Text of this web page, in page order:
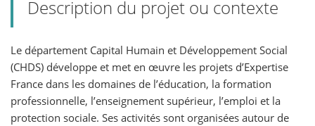
Description du projet ou contexte
Le département Capital Humain et Développement Social
(CHDS) développe et met en œuvre les projets d’Expertise
France dans les domaines de l’éducation, la formation
professionnelle, l’enseignement supérieur, l’emploi et la
protection sociale. Ses activités sont organisées autour de